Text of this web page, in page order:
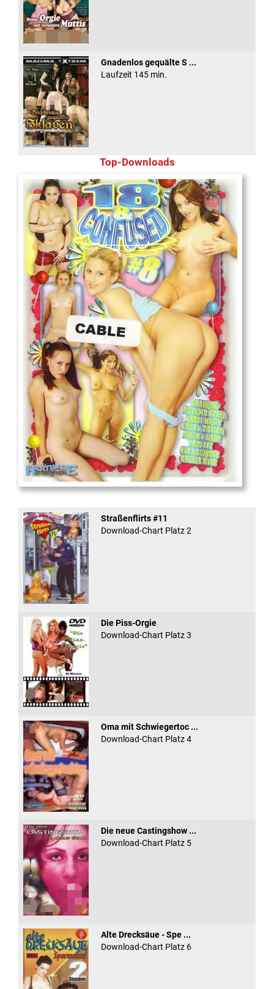
Gnadenlos gequälte S ...
Laufzeit 145 min.
Top-Downloads
And Confused #8 - ...
Straßenflirts #11
Download-Chart Platz 2
Die Piss-Orgie
Download-Chart Platz 3
Oma mit Schwiegertoc ...
Download-Chart Platz 4
Die neue Castingshow ...
Download-Chart Platz 5
Alte Drecksäue - Spe ...
Download-Chart Platz 6